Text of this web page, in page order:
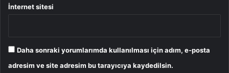
İnternet sitesi
Daha sonraki yorumlarımda kullanılması için adım, e-posta
adresim ve site adresim bu tarayıcıya kaydedilsin.